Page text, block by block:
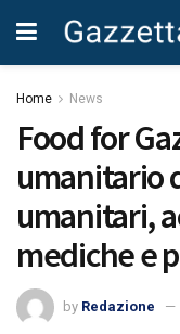
Home News
Food for
umanitario
umanitari,
mediche e
by Redazione